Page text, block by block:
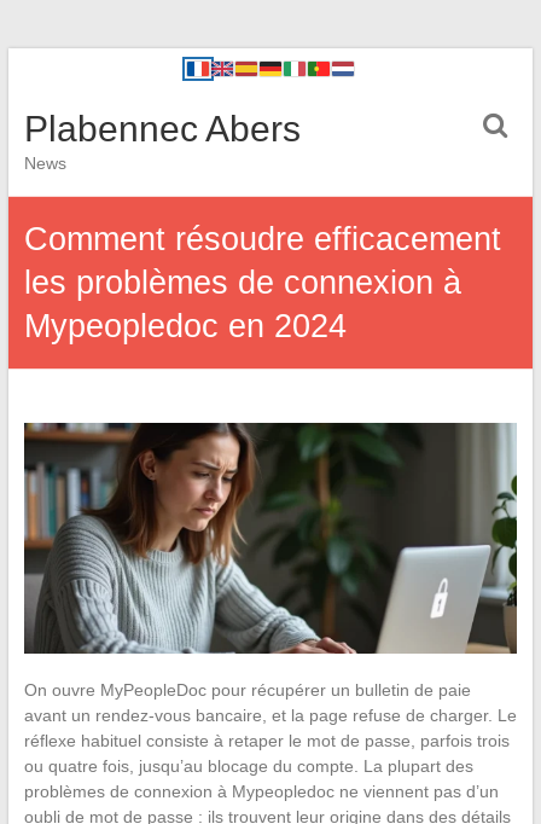
Plabennec Abers
News
Comment résoudre efficacement
les problèmes de connexion à
Mypeopledoc en 2024
On ouvre MyPeopleDoc pour récupérer un bulletin de paie
avant un rendez-vous bancaire, et la page refuse de charger. Le
réflexe habituel consiste à retaper le mot de passe, parfois trois
ou quatre fois, jusqu’au blocage du compte. La plupart des
problèmes de connexion à Mypeopledoc ne viennent pas d’un
oubli de mot de passe : ils trouvent leur origine dans des détails